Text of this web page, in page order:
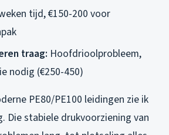
tijd, €150-200 voor
traag: Hoofdrioolprobleem,
nodig (€250-450)
PE80/PE100 leidingen zie ik
Die stabiele drukvoorziening van